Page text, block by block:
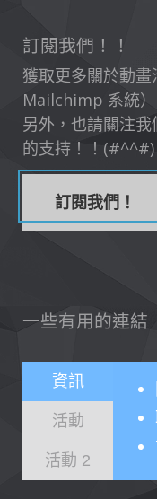
訂閱我們！！
獲取更多關於動
Mailchimp 系統）
另外，也請關注
的支持！！(#^^#)
訂閱我們！
一些有用的連結
資訊
活動
活動 2